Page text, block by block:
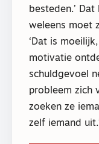
besteden.’
weleens moet
‘Dat is
motivatie
schuldgevoel
probleem zich
zoeken ze
zelf iemand